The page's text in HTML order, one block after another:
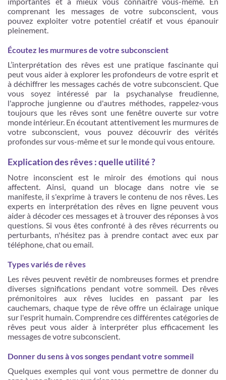
comprenant les messages de votre subconscient, vous
pouvez exploiter votre potentiel créatif et vous épanouir
pleinement.
Écoutez les murmures de votre subconscient
L’interprétation des rêves est une pratique fascinante qui
peut vous aider à explorer les profondeurs de votre esprit et
à déchiffrer les messages cachés de votre subconscient. Que
vous soyez intéressé par la psychanalyse freudienne,
l'approche jungienne ou d'autres méthodes, rappelez-vous
toujours que les rêves sont une fenêtre ouverte sur votre
monde intérieur. En écoutant attentivement les murmures de
votre subconscient, vous pouvez découvrir des vérités
profondes sur vous-même et sur le monde qui vous entoure.
Explication des rêves : quelle utilité ?
Notre inconscient est le miroir des émotions qui nous
affectent. Ainsi, quand un blocage dans notre vie se
manifeste, il s'exprime à travers le contenu de nos rêves. Les
experts en interprétation des rêves en ligne peuvent vous
aider à décoder ces messages et à trouver des réponses à vos
questions. Si vous êtes confronté à des rêves récurrents ou
perturbants, n'hésitez pas à prendre contact avec eux par
téléphone, chat ou email.
Types variés de rêves
Les rêves peuvent revêtir de nombreuses formes et prendre
diverses significations pendant votre sommeil. Des rêves
prémonitoires aux rêves lucides en passant par les
cauchemars, chaque type de rêve offre un éclairage unique
sur l'esprit humain. Comprendre ces différentes catégories de
rêves peut vous aider à interpréter plus efficacement les
messages de votre subconscient.
Donner du sens à vos songes pendant votre sommeil
Quelques exemples qui vont vous permettre de donner du